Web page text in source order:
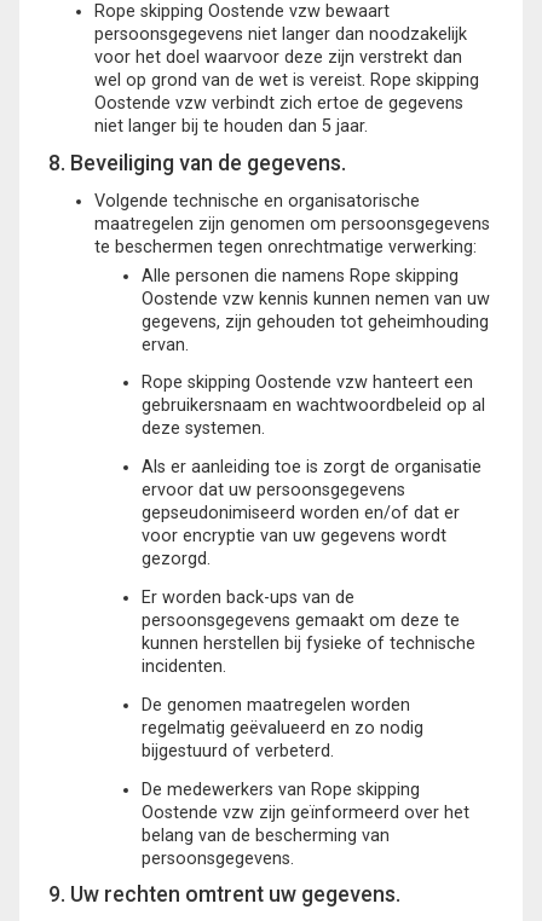
Rope skipping Oostende vzw bewaart
persoonsgegevens niet langer dan noodzakelijk
voor het doel waarvoor deze zijn verstrekt dan
wel op grond van de wet is vereist. Rope skipping
Oostende vzw verbindt zich ertoe de gegevens
niet langer bij te houden dan 5 jaar.
8. Beveiliging van de gegevens.
Volgende technische en organisatorische
maatregelen zijn genomen om persoonsgegevens
te beschermen tegen onrechtmatige verwerking:
Alle personen die namens Rope skipping
Oostende vzw kennis kunnen nemen van uw
gegevens, zijn gehouden tot geheimhouding
ervan.
Rope skipping Oostende vzw hanteert een
gebruikersnaam en wachtwoordbeleid op al
deze systemen.
Als er aanleiding toe is zorgt de organisatie
ervoor dat uw persoonsgegevens
gepseudonimiseerd worden en/of dat er
voor encryptie van uw gegevens wordt
gezorgd.
Er worden back-ups van de
persoonsgegevens gemaakt om deze te
kunnen herstellen bij fysieke of technische
incidenten.
De genomen maatregelen worden
regelmatig geëvalueerd en zo nodig
bijgestuurd of verbeterd.
De medewerkers van Rope skipping
Oostende vzw zijn geïnformeerd over het
belang van de bescherming van
persoonsgegevens.
9. Uw rechten omtrent uw gegevens.